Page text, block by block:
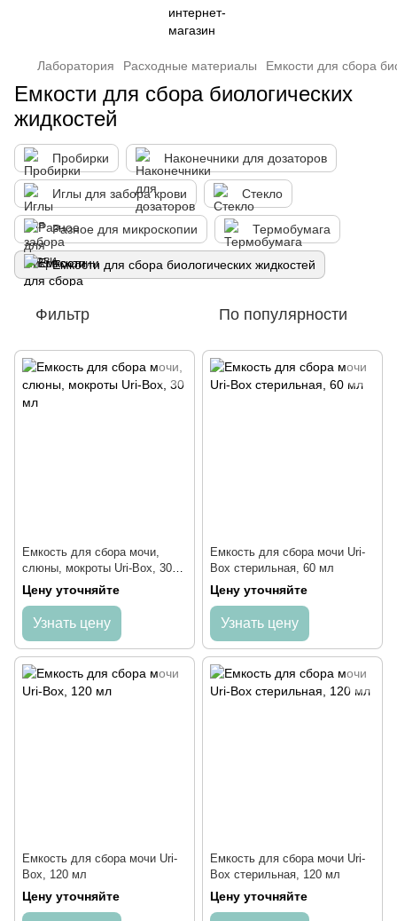
Лаборатория Расходные материалы Емкости для сбора
Емкости для сбора биологических
жидкостей
Пробирки Наконечники для дозаторов
Иглы для забора крови Стекло
Разное для микроскопии Термобумага
Емкости для сбора биологических жидкостей
Фильтр По популярности
Емкость для сбора мочи,
слюны, мокроты Uri-Box, 30
мл
Цену уточняйте
Узнать цену
Емкость для сбора мочи Uri-
Box стерильная, 60 мл
Цену уточняйте
Узнать цену
Емкость для сбора мочи Uri-
Box, 120 мл
Цену уточняйте
Емкость для сбора мочи Uri-
Box стерильная, 120 мл
Цену уточняйте